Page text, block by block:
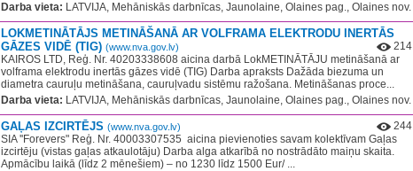
Darba vieta: LATVIJA, Mehāniskās darbnīcas, Jaunolaine, Olaines pag., Olaines nov.
LOKMETINĀTĀJS METINĀŠANĀ AR VOLFRAMA ELEKTRODU INERTĀS
GĀZES VIDĒ (TIG) (www.nva.gov.lv)
214
KAIROS LTD, Reģ. Nr. 40203338608 aicina darbā LokMETINĀTĀJU metināšanā ar
volframa elektrodu inertās gāzes vidē (TIG) Darba apraksts Dažāda biezuma un
diametra cauruļu metināšana, cauruļvadu sistēmu ražošana. Metināšanas proce...
Darba vieta: LATVIJA, Mehāniskās darbnīcas, Jaunolaine, Olaines pag., Olaines nov.
GAĻAS IZCIRTĒJS (www.nva.gov.lv)
244
SIA ''Forevers" Reģ. Nr. 40003307535 ​​ aicina pievienoties savam kolektīvam Gaļas
izcirtēju (vistas gaļas atkaulotāju)​ Darba alga atkarībā no nostrādāto maiņu skaita.
Apmācību laikā (līdz 2 mēnešiem) – no 1230 līdz 1500 Eur/ ...